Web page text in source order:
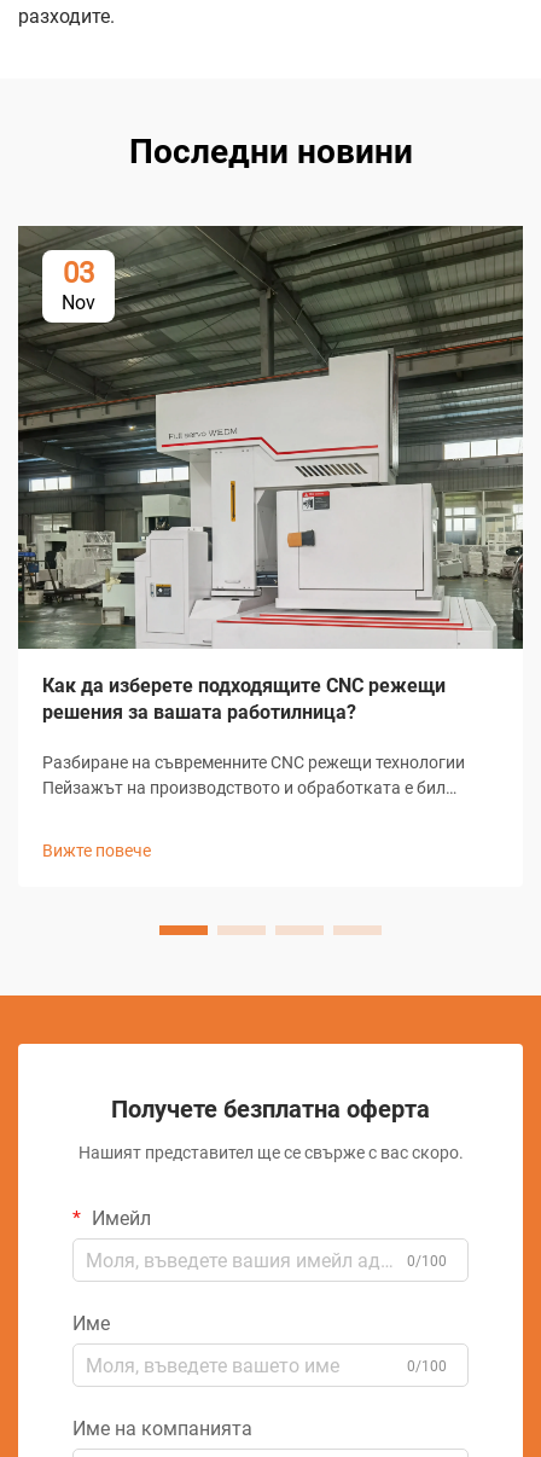
разходите.
Последни новини
03
Nov
Как да изберете подходящите CNC режещи
решения за вашата работилница?
Разбиране на съвременните CNC режещи технологии
Пейзажът на производството и обработката е бил
Вижте повече
Получете безплатна оферта
Нашият представител ще се свърже с вас скоро.
Имейл
0/100
Име
0/100
Име на компанията